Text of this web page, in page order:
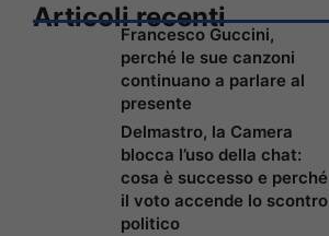
Articoli recenti
Francesco Guccini,
perché le sue canzoni
continuano a parlare al
presente
Delmastro, la Camera
blocca l’uso della chat:
cosa è successo e perché
il voto accende lo scontro
politico